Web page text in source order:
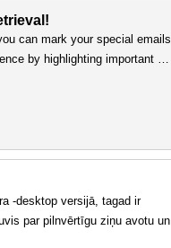
can mark your special
by highlighting important …
-desktop versijā, tagad ir
par pilnvērtīgu ziņu avotu un